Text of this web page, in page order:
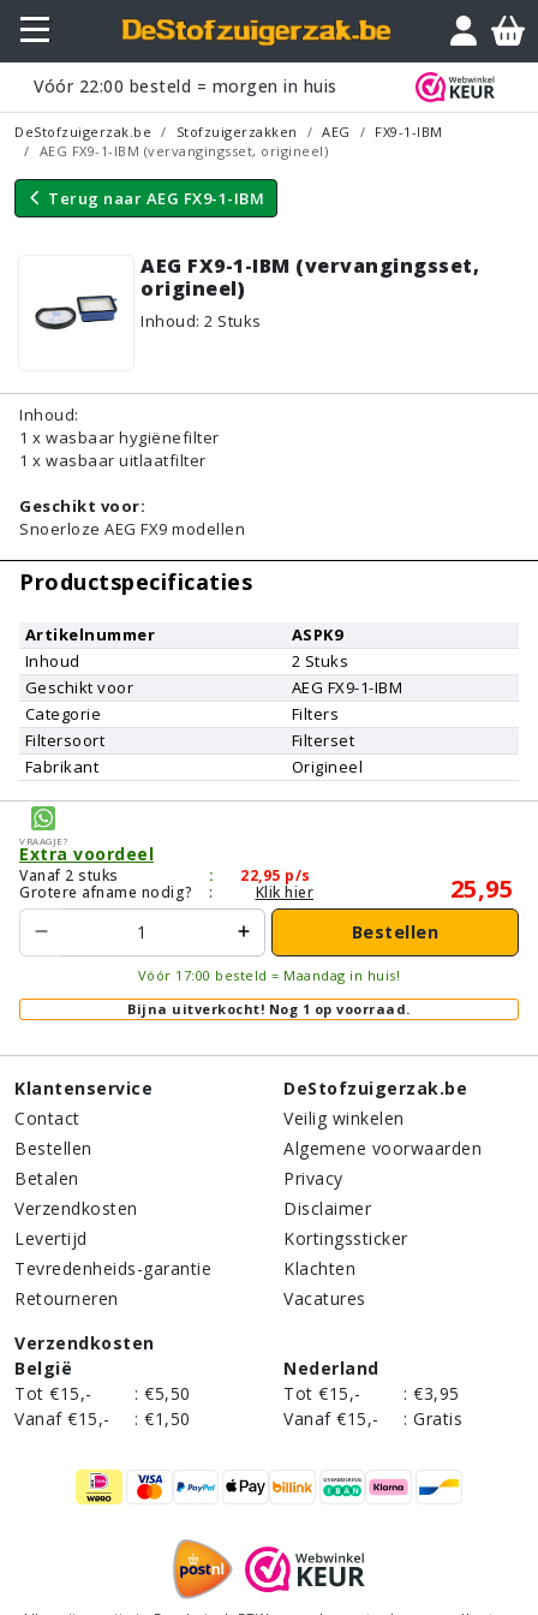
Vóór 22:00 besteld = morgen in huis
DeStofzuigerzak.be Stofzuigerzakken AEG
FX9-1-IBM
AEG FX9-1-IBM (vervangingsset, origineel)
Terug naar AEG FX9-1-IBM
AEG FX9-1-IBM (vervangingsset,
origineel)
Inhoud: 2 Stuks
Vraagje?
Inhoud:
1 x wasbaar hygiënefilter
1 x wasbaar uitlaatfilter
Geschikt voor:
Snoerloze AEG FX9 modellen
Productspecificaties
Artikelnummer
ASPK9
Inhoud
2 Stuks
Geschikt voor
AEG FX9-1-IBM
Categorie
Filters
Filtersoort
Filterset
Fabrikant
Origineel
Vraagje?
Extra voordeel
Vanaf 2 stuks : 22,95 p/s
Grotere afname nodig?
: Klik hier 25,95
Bestellen
Vóór 17:00 besteld = Maandag in huis!
Bijna uitverkocht! Nog 1 op voorraad.
Klantenservice
Contact
Bestellen
Betalen
Verzendkosten
Levertijd
Tevredenheids-garantie
Retourneren
DeStofzuigerzak.be
Veilig winkelen
Algemene voorwaarden
Privacy
Disclaimer
Kortingssticker
Klachten
Vacatures
Verzendkosten
België
Tot €15,-
: €5,50
Vanaf €15,-
: €1,50
Nederland
Tot €15,-
: €3,95
Vanaf €15,-
: Gratis